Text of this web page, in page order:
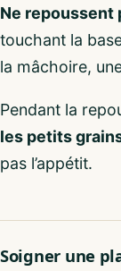
Ne repoussent
touchant la
la mâchoire,
Pendant la
les petits
pas l’appétit.
Soigner une